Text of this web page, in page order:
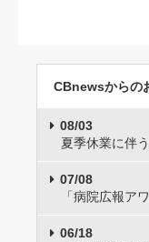
CBnewsからの
08/03
夏季休業に伴
07/08
「病院広報ア
06/18